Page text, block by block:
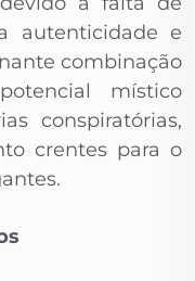
autenticidade e
combinação
místico
conspiratórias,
crentes para o